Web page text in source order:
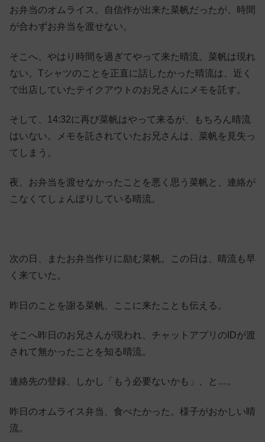
お弁当のオムライス。自信作が出来た菜帆だったが、時間
が合わずお弁当を渡せない。
そこへ、やはり時間を過ぎてやって来た晴流。菜帆は現れ
ない。Tシャツのことを正直に話したかった晴流は、近く
で出店していたテイクアウトのお兄さんにメモを託す。
そして、14:32に再び菜帆はやって来るが、もちろん晴流
はいない。メモを託されていたお兄さんは、菜帆を見失っ
てしまう。
夜、お弁当を渡せなかったことを悪く思う菜帆と、連絡が
こなくてしょんぼりしている晴流。
次の日、またお弁当作りに励む菜帆。この日は、晴流も早
く来ていた。
昨日のことを謝る菜帆、ここに来たことも伝える。
そこへ昨日のお兄さんが現われ、チャットアプリのIDが渡
されて無かったことを知る晴流。
連絡先の登録、しかし「もう必要ないかも」、と…。
昨日のオムライス弁当、食べたかった。様子がおかしい晴
流。